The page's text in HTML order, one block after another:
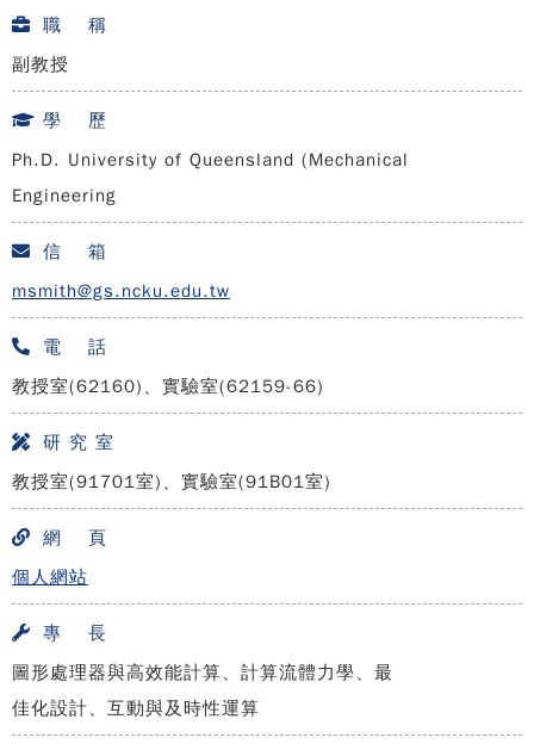
職 稱
副教授
學 歷
Ph.D. University of Queensland (Mechanical
Engineering
信 箱
msmith@gs.ncku.edu.tw
電 話
教授室(62160)、實驗室(62159-66)
研 究 室
教授室(91701室)、實驗室(91B01室)
網 頁
個人網站
專 長
圖形處理器與高效能計算、計算流體力學、最
佳化設計、互動與及時性運算